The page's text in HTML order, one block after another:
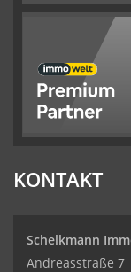
KONTAKT
Schelkmann
Andreasstraße 7